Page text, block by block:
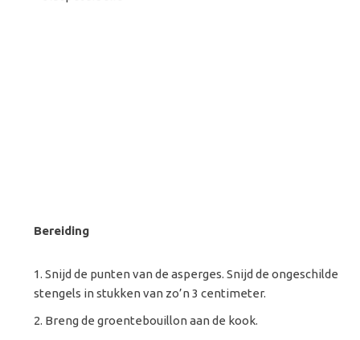
Bereiding
Snijd de punten van de asperges. Snijd de ongeschilde
stengels in stukken van zo’n 3 centimeter.
Breng de groentebouillon aan de kook.